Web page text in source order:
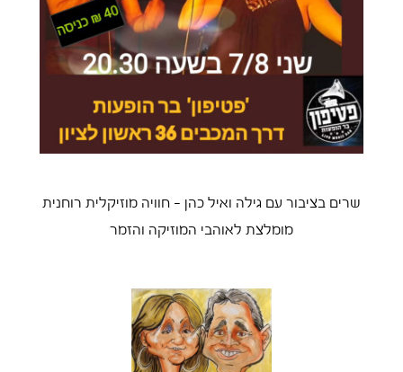
שרים בציבור עם גילה ואיל כהן – חוויה מוזיקלית רוחנית
מומלצת לאוהבי המוזיקה והזמר